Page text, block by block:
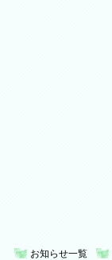
お知らせ一覧